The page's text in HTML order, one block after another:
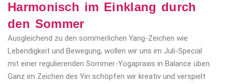
Harmonisch im Einklang durch
den Sommer
Ausgleichend zu den sommerlichen Yang-Zeichen wie
Lebendigkeit und Bewegung, wollen wir uns im Juli-Special
mit einer regulierenden Sommer-Yogapraxis in Balance üben.
Ganz im Zeichen des Yin schöpfen wir kreativ und verspielt